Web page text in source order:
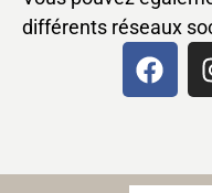
différents réseaux